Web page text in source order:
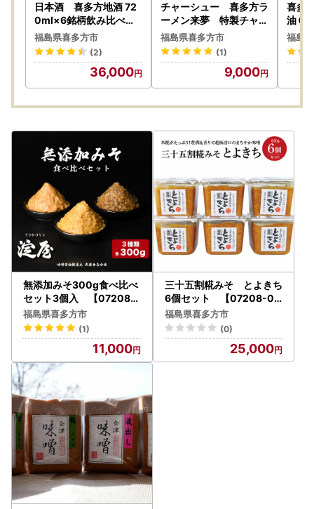
日本酒 喜多方地酒 72
0ml×6銘柄飲み比べセ
ット 純米酒 飲み比べ
吉の川 奈良萬 辛口
弥右衛門 喜多の華蔵太
鼓 蔵粋 会津ほまれ純
米大吟醸 吉の川酒造
【07208-0185】
福島県喜多方市
(2)
36,000
チャーシュー 喜多方ラ
ーメン来夢 特製チャー
シュー 360～410ｇ
ブロック 冷凍 会津
喜多方 喜多方ラーメン
おつまみ【07208-0
073】
福島県喜多方市
(1)
9,000
喜多
油６
ンマ
らー
セッ
【
福島
無添加みそ300g食べ比べ
セット3個入 【07208-
0276】
福島県喜多方市
(1)
11,000
三十五割糀みそ とよきち
6個セット 【07208-08
21】
福島県喜多方市
(0)
25,000